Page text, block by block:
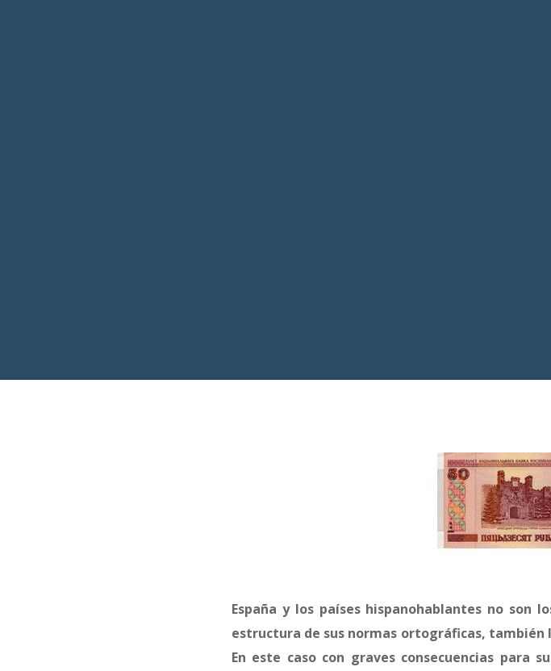
España y los países hispanohablantes no son
estructura de sus normas ortográficas, también
En este caso con graves consecuencias para